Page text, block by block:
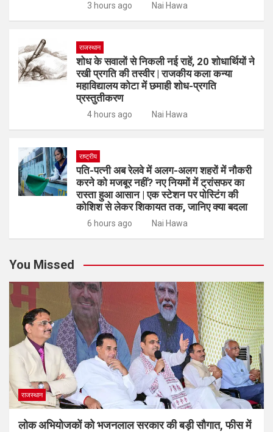
3 hours ago Nai Hawa
राजस्थान
शोध के सवालों से निकली नई राहें, 20 शोधार्थियों ने
रखी प्रगति की तस्वीर | राजकीय कला कन्या
महाविद्यालय कोटा में छमाही शोध-प्रगति
प्रस्तुतीकरण
4 hours ago Nai Hawa
राष्ट्रीय
पति-पत्नी अब रेलवे में अलग-अलग शहरों में नौकरी
करने को मजबूर नहीं? नए नियमों में ट्रांसफर का
रास्ता हुआ आसान | एक स्टेशन पर पोस्टिंग की
कोशिश से लेकर शिकायत तक, जानिए क्या बदला
6 hours ago Nai Hawa
You Missed
राजस्थान
लोक अभियोजकों को भजनलाल सरकार की बड़ी सौगात, फीस में